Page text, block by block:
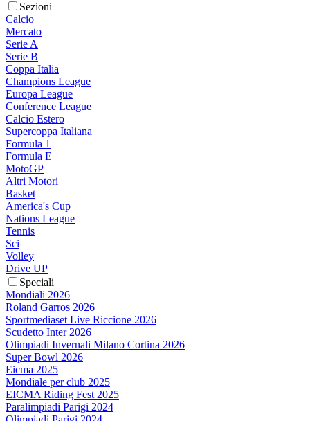
Sezioni
Calcio
Mercato
Serie A
Serie B
Coppa Italia
Champions League
Europa League
Conference League
Calcio Estero
Supercoppa Italiana
Formula 1
Formula E
MotoGP
Altri Motori
Basket
America's Cup
Nations League
Tennis
Sci
Volley
Drive UP
Speciali
Mondiali 2026
Roland Garros 2026
Sportmediaset Live Riccione 2026
Scudetto Inter 2026
Olimpiadi Invernali Milano Cortina 2026
Super Bowl 2026
Eicma 2025
Mondiale per club 2025
EICMA Riding Fest 2025
Paralimpiadi Parigi 2024